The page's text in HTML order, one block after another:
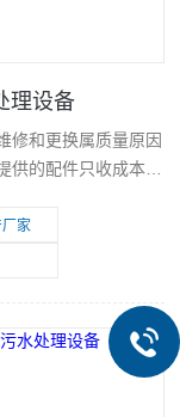
理设备
修和更换属质量原因
供的配件只收成本
厂家